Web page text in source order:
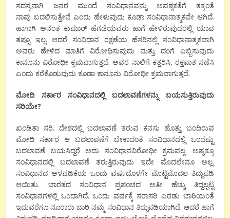
ಸದಸ್ಯನಾಗಿ ಜನರ ಮುಂದೆ ಸಂವಿಧಾನವನ್ನು ಅವಶ್ಯಕತೆಗೆ ತಕ್ಕಂತೆ
ನಾವು ಬದಲಿಸುತ್ತೇವೆ ಎಂದು ಹೇಳುವುದು ಕೂಡಾ ಸಂವಿಧಾನಾತ್ಮಕವೇ ಆಗಿದೆ.
ಹಾಗಾಗಿ ಅನಂತ ಕುಮಾರ್ ಹೆಗಡೆಯವರು ಹಾಗೆ ಹೇಳಿರುವುದರಲ್ಲಿ ಯಾವ
ತಪ್ಪೂ ಇಲ್ಲ. ಆದರೆ ಸಂವಿಧಾನ ರಕ್ಷಣೆಯ ಹೆಸರಿನಲ್ಲಿ ಸಂವಿಧಾನಾತ್ಮಕವಾಗಿ
ಅವರು ಹೇಳಿದ ಮಾತಿಗೆ ವಿರೋಧಿಸುವುದು ಮತ್ತು ದಂಗೆ ಎಬ್ಬಿಸುವುದು
ಕಾನೂನು ವಿರೋಧೀ ಕ್ರಮವಾಗುತ್ತದೆ. ಅವರ ನಾಲಿಗೆ ಕತ್ತರಿಸಿ, ರಕ್ತಪಾತ ನಡೆಸಿ
ಎಂದು ಕರೆಕೊಡುವುದು ಕೂಡಾ ಕಾನೂನು ವಿರೋಧೀ ಕ್ರಮವಾಗುತ್ತದೆ.
ಮೋದಿ ಸರ್ಕಾರ ಸಂವಿಧಾನದಲ್ಲಿ ಬದಲಾವಣೆಗಳನ್ನು
ಬಯಸುತ್ತಿರುವುದು
ಸರಿಯೇ?
ಖಂಡಿತಾ ಸರಿ. ದೇಶದಲ್ಲಿ ಬದಲಾವಣೆ ತರುವ ಕನಸು ಹೊತ್ತು ಬಂದಿರುವ
ಮೋದಿ ಸರ್ಕಾರ ಆ ಬದಲಾವಣೆಗೆ ಬೇಕಾದಂತೆ ಸಂವಿಧಾನದಲ್ಲಿ ಒಂದಷ್ಟು
ಬದಲಾವಣೆ ಬಯಸಿದ್ದರೆ ಅದು ಸಂವಿಧಾನವಿರೋಧೀ ಕ್ರಮವಲ್ಲ. ಅಷ್ಟಕ್ಕೂ
ಸಂವಿಧಾನದಲ್ಲಿ ಬದಲಾವಣೆ ತರುತ್ತಿರುವುದು ಇದೇ ಮೊದಲೇನೂ ಅಲ್ಲ.
ಸಂವಿಧಾನದ ಅಳವಡಿಕೆಯ ಒಂದು ವರ್ಷದೊಳಗೇ ಮೊಟ್ಟಮೊದಲ ತಿದ್ದುಪಡಿ
ಆಯಿತು. ಭಾರತದ ಸಂವಿಧಾನ ಪ್ರಪಂಚದ ಅತೀ ಹೆಚ್ಚು ತಿದ್ದಲ್ಪಟ್ಟ
ಸಂವಿಧಾನಗಳಲ್ಲಿ ಒಂದಾಗಿದೆ. ಒಂದು ವರ್ಷಕ್ಕೆ ಸರಾಸರಿ ಎರಡು ಬಾರಿಯಂತೆ
ಇದುವರೆಗೂ ನೂರಾರು ಬಾರಿ ನಮ್ಮ ಸಂವಿಧಾನ ತಿದ್ದುಪಡಿಯಾಗಿದೆ. ಆದರೆ ಹಾಗೆ